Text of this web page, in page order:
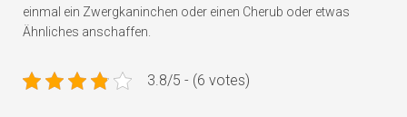
einmal ein Zwergkaninchen oder einen Cherub oder etwas
Ähnliches anschaffen.
3.8/5 - (6 votes)